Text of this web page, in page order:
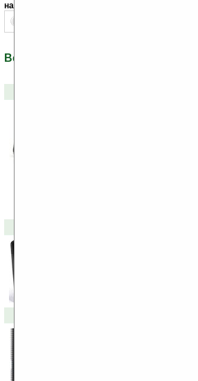
навигация:
Все новости по теме: «Motorola»
Противоударный
В коллекции оператора Sprint
технологию iDEN (Integrated
алфавитно-цифровой
Motorola благодаря
На проходившей в Лас-Вегасе
праву можно считать компанию
Xoom по результатам
Новичок в семействе
На выставке CTIA представлен
— Droid Pro. В принципе ничего
виду похожа на девайсы